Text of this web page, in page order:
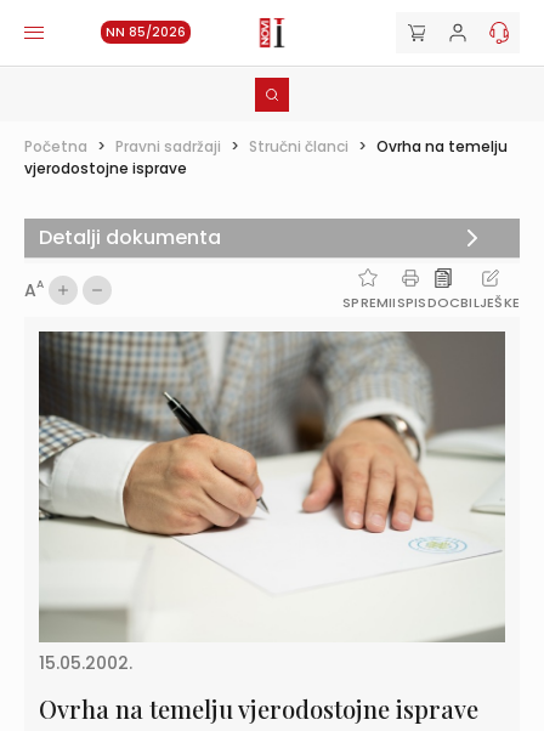
NN 85/2026
Početna > Pravni sadržaji > Stručni članci > Ovrha na temelju
vjerodostojne isprave
AA
SPREMIISPISDOCBILJEŠKE
15.05.2002.
Ovrha na temelju vjerodostojne isprave
Detalji dokumenta